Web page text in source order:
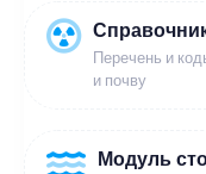
Перечень и
и почву
Модуль